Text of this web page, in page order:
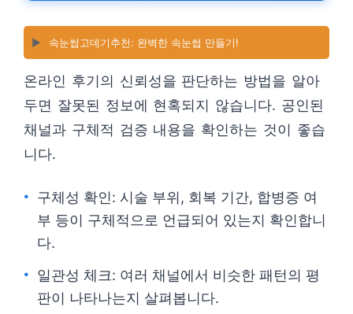
▶️ 속눈썹고데기추천: 완벽한 속눈썹 만들기!
온라인 후기의 신뢰성을 판단하는 방법을 알아
두면 잘못된 정보에 현혹되지 않습니다. 공인된
채널과 구체적 검증 내용을 확인하는 것이 좋습
니다.
구체성 확인: 시술 부위, 회복 기간, 합병증 여
부 등이 구체적으로 언급되어 있는지 확인합니
다.
일관성 체크: 여러 채널에서 비슷한 패턴의 평
판이 나타나는지 살펴봅니다.